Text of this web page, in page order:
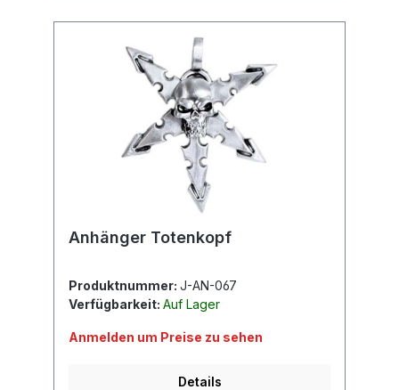
Anhänger Totenkopf
Produktnummer: J-AN-067
Verfügbarkeit: Auf Lager
Anmelden um Preise zu sehen
Details